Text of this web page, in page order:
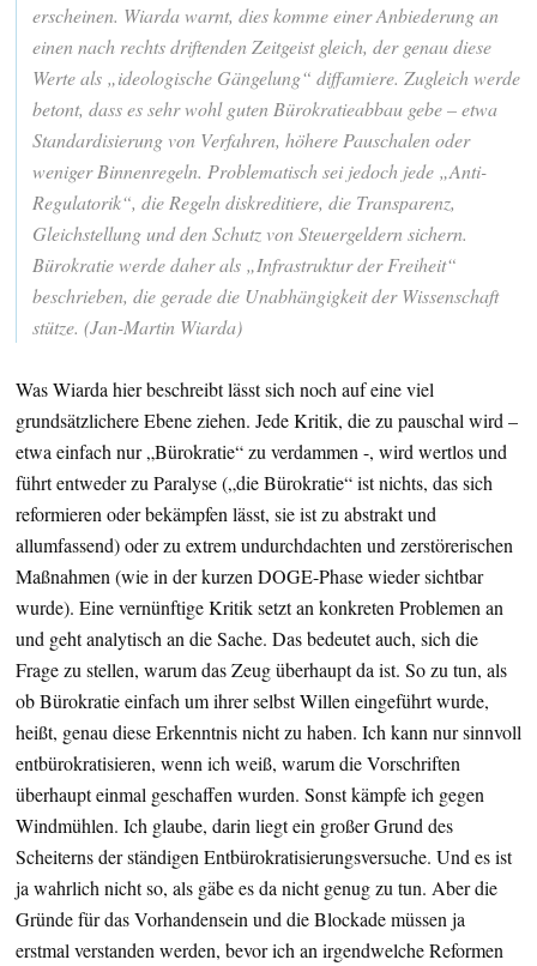
erscheinen. Wiarda warnt, dies komme einer Anbiederung an
einen nach rechts driftenden Zeitgeist gleich, der genau diese
Werte als „ideologische Gängelung“ diffamiere. Zugleich werde
betont, dass es sehr wohl guten Bürokratieabbau gebe – etwa
Standardisierung von Verfahren, höhere Pauschalen oder
weniger Binnenregeln. Problematisch sei jedoch jede „Anti-
Regulatorik“, die Regeln diskreditiere, die Transparenz,
Gleichstellung und den Schutz von Steuergeldern sichern.
Bürokratie werde daher als „Infrastruktur der Freiheit“
beschrieben, die gerade die Unabhängigkeit der Wissenschaft
stütze. (Jan-Martin Wiarda)
Was Wiarda hier beschreibt lässt sich noch auf eine viel
grundsätzlichere Ebene ziehen. Jede Kritik, die zu pauschal wird –
etwa einfach nur „Bürokratie“ zu verdammen -, wird wertlos und
führt entweder zu Paralyse („die Bürokratie“ ist nichts, das sich
reformieren oder bekämpfen lässt, sie ist zu abstrakt und
allumfassend) oder zu extrem undurchdachten und zerstörerischen
Maßnahmen (wie in der kurzen DOGE-Phase wieder sichtbar
wurde). Eine vernünftige Kritik setzt an konkreten Problemen an
und geht analytisch an die Sache. Das bedeutet auch, sich die
Frage zu stellen, warum das Zeug überhaupt da ist. So zu tun, als
ob Bürokratie einfach um ihrer selbst Willen eingeführt wurde,
heißt, genau diese Erkenntnis nicht zu haben. Ich kann nur sinnvoll
entbürokratisieren, wenn ich weiß, warum die Vorschriften
überhaupt einmal geschaffen wurden. Sonst kämpfe ich gegen
Windmühlen. Ich glaube, darin liegt ein großer Grund des
Scheiterns der ständigen Entbürokratisierungsversuche. Und es ist
ja wahrlich nicht so, als gäbe es da nicht genug zu tun. Aber die
Gründe für das Vorhandensein und die Blockade müssen ja
erstmal verstanden werden, bevor ich an irgendwelche Reformen